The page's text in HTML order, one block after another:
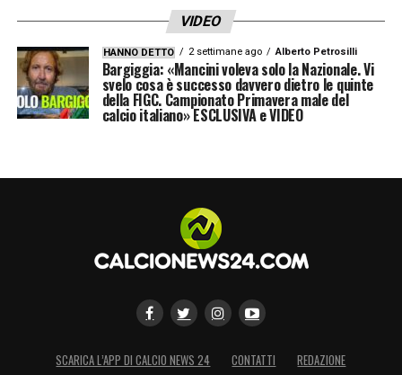
VIDEO
HANNO DETTO 2 settimane ago Alberto Petrosilli
Bargiggia: «Mancini voleva solo la Nazionale. Vi
svelo cosa è successo davvero dietro le quinte
della FIGC. Campionato Primavera male del
calcio italiano» ESCLUSIVA e VIDEO
SCARICA L’APP DI CALCIO NEWS 24 CONTATTI
REDAZIONE